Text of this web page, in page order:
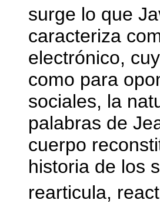
surge lo que
caracteriza
electrónico,
como para
sociales, la
palabras de
cuerpo
historia de los
rearticula,